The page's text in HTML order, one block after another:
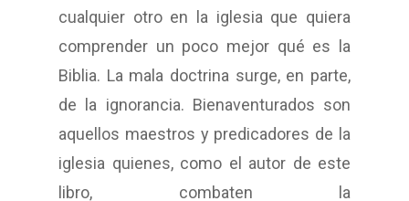
cualquier otro en la iglesia que quiera
comprender un poco mejor qué es la
Biblia. La mala doctrina surge, en parte,
de la ignorancia. Bienaventurados son
aquellos maestros y predicadores de la
iglesia quienes, como el autor de este
libro, combaten la